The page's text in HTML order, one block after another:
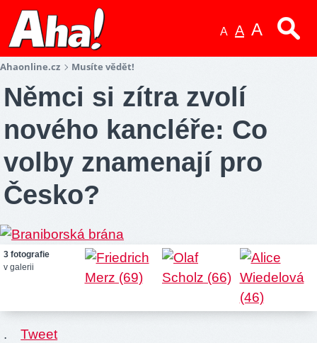
A A A
Ahaonline.cz Musíte vědět!
Němci si zítra zvolí
nového kancléře: Co
volby znamenají pro
Česko?
3 fotografie
v galerii
.
Tweet